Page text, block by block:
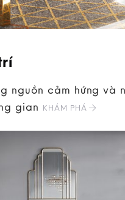
nguồn cảm hứng và
gian KHÁM PHÁ